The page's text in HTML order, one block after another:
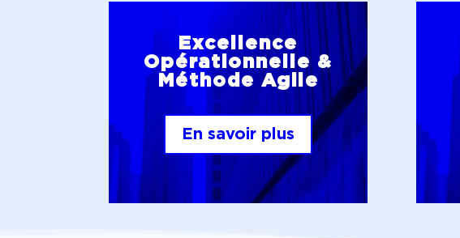
Excellence
Opérationnelle &
Méthode Agile
En savoir plus